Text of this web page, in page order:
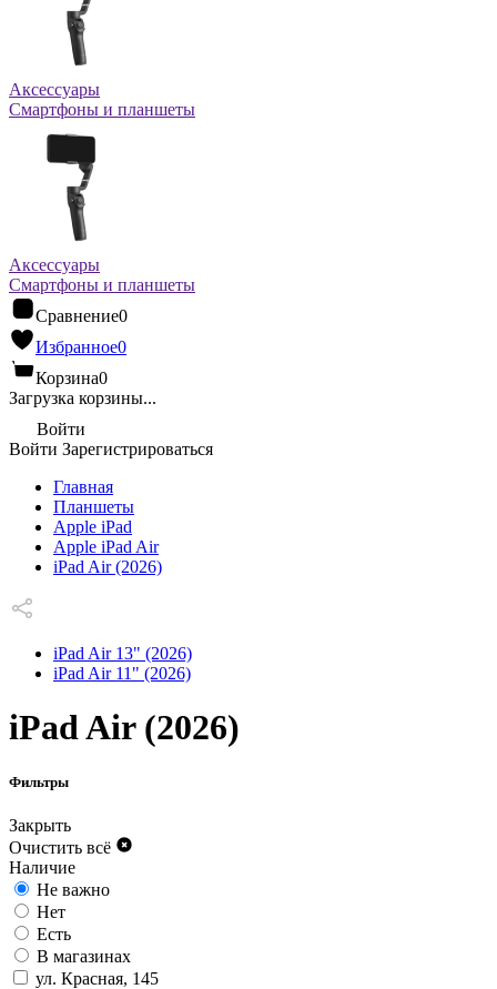
Аксессуары
Смартфоны и планшеты
Аксессуары
Смартфоны и планшеты
Сравнение0
Избранное0
Корзина0
Загрузка корзины...
Войти
Войти Зарегистрироваться
Главная
Планшеты
Apple iPad
Apple iPad Air
iPad Air (2026)
iPad Air 13" (2026)
iPad Air 11" (2026)
iPad Air (2026)
Фильтры
Закрыть
Очистить всё
Наличие
Не важно
Нет
Есть
В магазинах
ул. Красная, 145